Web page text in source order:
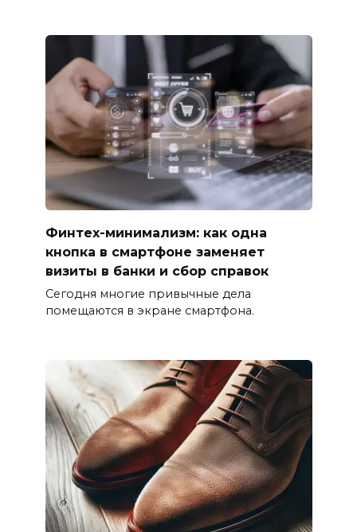
Финтех-минимализм: как одна
кнопка в смартфоне заменяет
визиты в банки и сбор справок
Сегодня многие привычные дела
помещаются в экране смартфона.